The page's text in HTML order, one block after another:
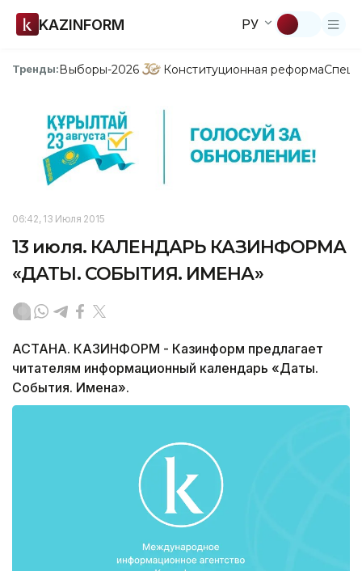
KAZINFORM РУ
Тренды:Выборы-2026 Конституционная реформа
06:42, 13 Июля 2015
13 июля. КАЛЕНДАРЬ КАЗИНФОРМА
«ДАТЫ. СОБЫТИЯ. ИМЕНА»
АСТАНА. КАЗИНФОРМ - Казинформ предлагает
читателям информационный календарь «Даты.
События. Имена».